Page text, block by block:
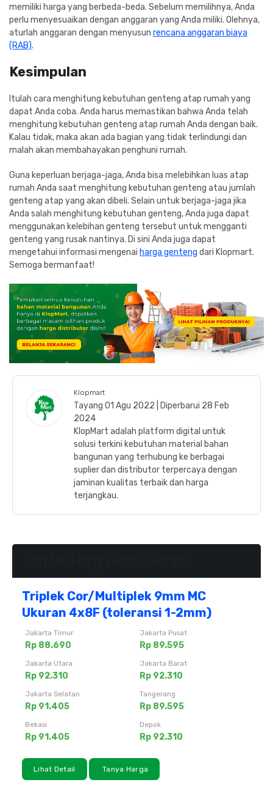
memiliki harga yang berbeda-beda. Sebelum memilihnya, Anda
perlu menyesuaikan dengan anggaran yang Anda miliki. Olehnya,
aturlah anggaran dengan menyusun rencana anggaran biaya
(RAB).
Kesimpulan
Itulah cara menghitung kebutuhan genteng atap rumah yang
dapat Anda coba. Anda harus memastikan bahwa Anda telah
menghitung kebutuhan genteng atap rumah Anda dengan baik.
Kalau tidak, maka akan ada bagian yang tidak terlindungi dan
malah akan membahayakan penghuni rumah.
Guna keperluan berjaga-jaga, Anda bisa melebihkan luas atap
rumah Anda saat menghitung kebutuhan genteng atau jumlah
genteng atap yang akan dibeli. Selain untuk berjaga-jaga jika
Anda salah menghitung kebutuhan genteng, Anda juga dapat
menggunakan kelebihan genteng tersebut untuk mengganti
genteng yang rusak nantinya. Di sini Anda juga dapat
mengetahui informasi mengenai harga genteng dari Klopmart.
Semoga bermanfaat!
Klopmart
Tayang 01 Agu 2022 | Diperbarui 28 Feb
2024
KlopMart adalah platform digital untuk
solusi terkini kebutuhan material bahan
bangunan yang terhubung ke berbagai
suplier dan distributor terpercaya dengan
jaminan kualitas terbaik dan harga
terjangkau.
Triplek Cor/Multiplek 9mm MC
Ukuran 4x8F (toleransi 1-2mm)
Jakarta Timur
Rp 88.690
Jakarta Pusat
Rp 89.595
Jakarta Utara
Rp 92.310
Jakarta Barat
Rp 92.310
Jakarta Selatan
Rp 91.405
Tangerang
Rp 89.595
Bekasi
Rp 91.405
Depok
Rp 92.310
Lihat Detail Tanya Harga